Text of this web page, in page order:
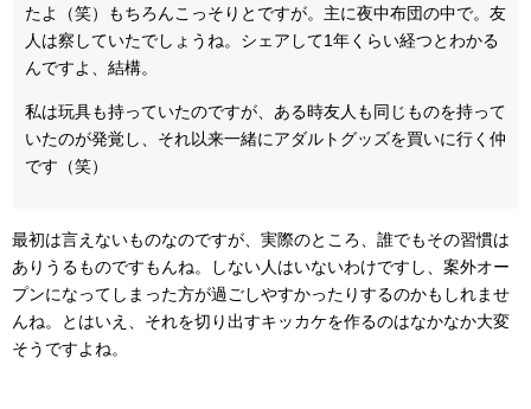
たよ（笑）もちろんこっそりとですが。主に夜中布団の中で。友
人は察していたでしょうね。シェアして1年くらい経つとわかる
んですよ、結構。
私は玩具も持っていたのですが、ある時友人も同じものを持って
いたのが発覚し、それ以来一緒にアダルトグッズを買いに行く仲
です（笑）
最初は言えないものなのですが、実際のところ、誰でもその習慣は
ありうるものですもんね。しない人はいないわけですし、案外オー
プンになってしまった方が過ごしやすかったりするのかもしれませ
んね。とはいえ、それを切り出すキッカケを作るのはなかなか大変
そうですよね。